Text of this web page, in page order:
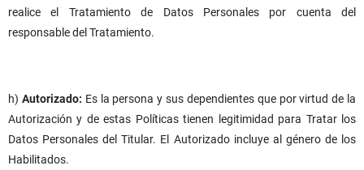
realice el Tratamiento de Datos Personales por cuenta del
responsable del Tratamiento.
h) Autorizado: Es la persona y sus dependientes que por virtud de la
Autorización y de estas Políticas tienen legitimidad para Tratar los
Datos Personales del Titular. El Autorizado incluye al género de los
Habilitados.